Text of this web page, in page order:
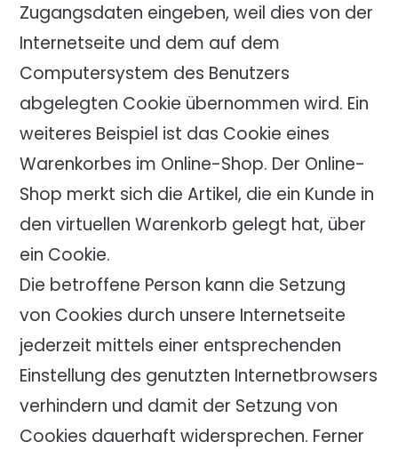
Zugangsdaten eingeben, weil dies von der
Internetseite und dem auf dem
Computersystem des Benutzers
abgelegten Cookie übernommen wird. Ein
weiteres Beispiel ist das Cookie eines
Warenkorbes im Online-Shop. Der Online-
Shop merkt sich die Artikel, die ein Kunde in
den virtuellen Warenkorb gelegt hat, über
ein Cookie.
Die betroffene Person kann die Setzung
von Cookies durch unsere Internetseite
jederzeit mittels einer entsprechenden
Einstellung des genutzten Internetbrowsers
verhindern und damit der Setzung von
Cookies dauerhaft widersprechen. Ferner